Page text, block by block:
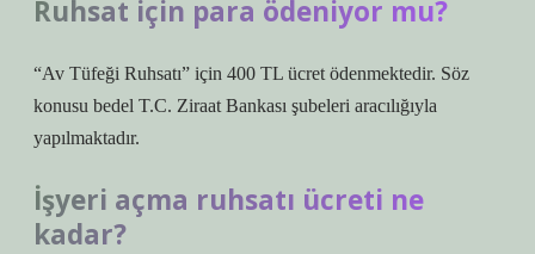
Ruhsat için para ödeniyor mu?
“Av Tüfeği Ruhsatı” için 400 TL ücret ödenmektedir. Söz
konusu bedel T.C. Ziraat Bankası şubeleri aracılığıyla
yapılmaktadır.
İşyeri açma ruhsatı ücreti ne
kadar?